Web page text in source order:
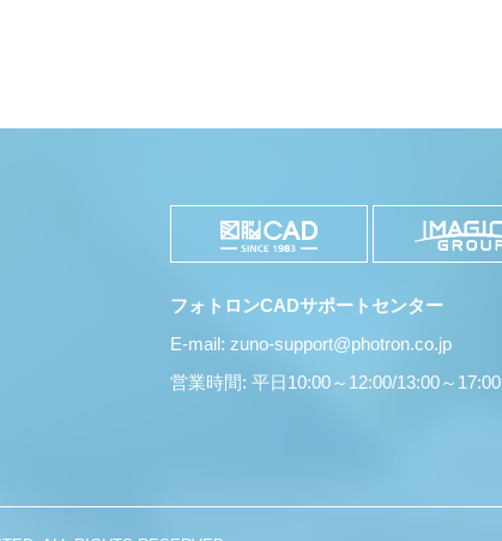
フォトロンCADサポートセンター
E-mail: zuno-support@photron.co.jp
営業時間: 平日10:00～12:00/13:00～17:00